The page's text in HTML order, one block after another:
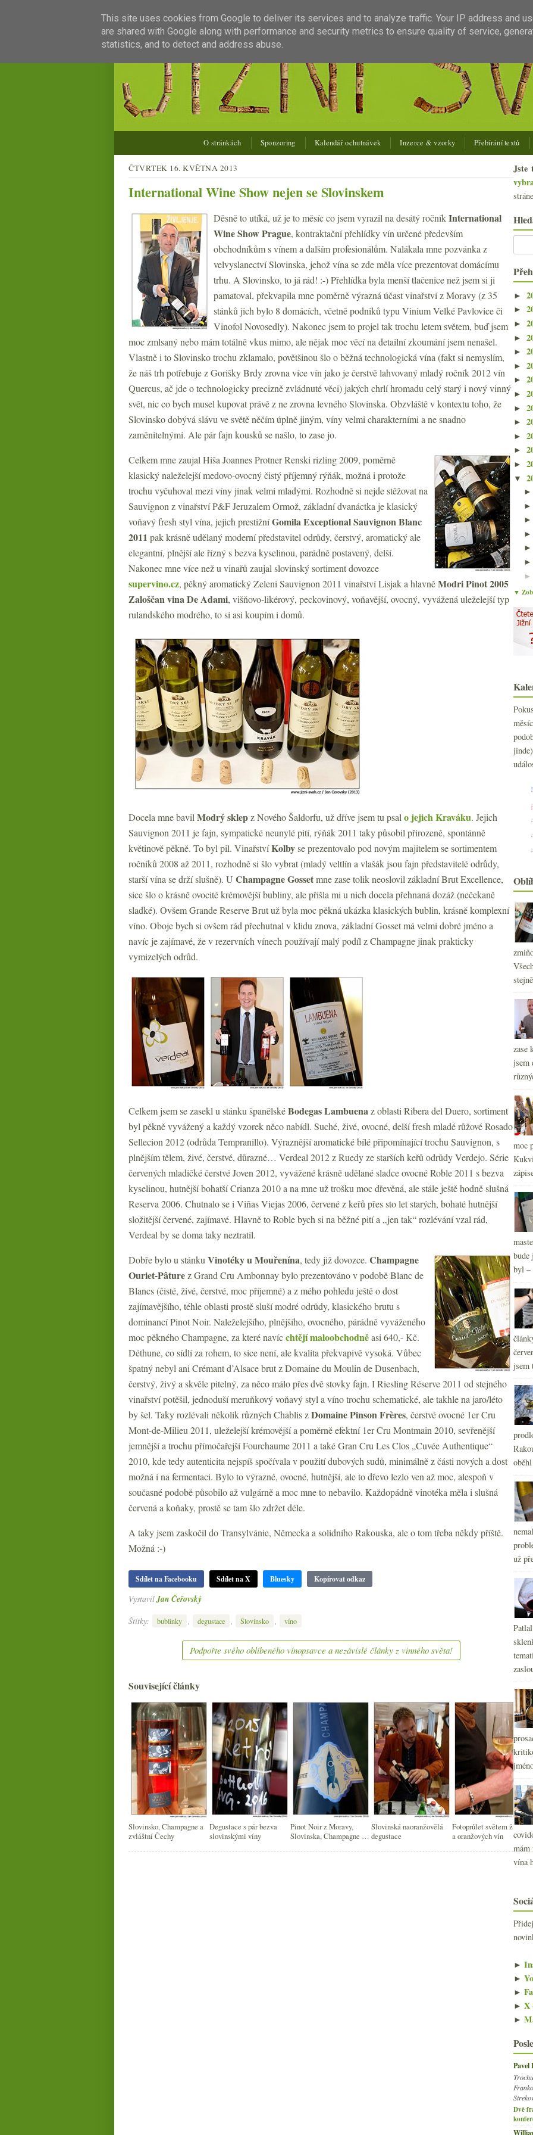
O stránkách Sponzoring Kalendář ochutnávek Inzerce & vzorky Přebírání textů
ČTVRTEK 16. KVĚTNA 2013
International Wine Show nejen se Slovinskem
Děsně to utíká, už je to měsíc co jsem vyrazil na desátý ročníkInternational
Wine Show Prague, kontraktační přehlídky vín určené především
obchodníkům s vínem a dalším profesionálům. Nalákala mne pozvánka z
velvyslanectví Slovinska, jehož vína se zde měla více prezentovat domácímu
trhu. A Slovinsko, to já rád! :-) Přehlídka byla menší tlačenice než jsem si ji
pamatoval, překvapila mne poměrně výrazná účast vinařství z Moravy (z 35
stánků jich bylo 8 domácích, včetně podniků typu Vinium Velké Pavlovice či
Vinofol Novosedly). Nakonec jsem to projel tak trochu letem světem, buď jsem
moc zmlsaný nebo mám totálně vkus mimo, ale nějak moc věcí na detailní zkoumání jsem nenašel.
Vlastně i to Slovinsko trochu zklamalo, povětšinou šlo o běžná technologická vína (fakt si nemyslím,
že náš trh potřebuje z Gorišky Brdy zrovna více vín jako je čerstvě lahvovaný mladý ročník 2012 vín
Quercus, ač jde o technologicky precizně zvládnuté věci) jakých chrlí hromadu celý starý i nový vinný
svět, nic co bych musel kupovat právě z ne zrovna levného Slovinska. Obzvláště v kontextu toho, že
Slovinsko dobývá slávu ve světě něčím úplně jiným, víny velmi charakterními a ne snadno
zaměnitelnými. Ale pár fajn kousků se našlo, to zase jo.
Celkem mne zaujal Hiša Joannes Protner Renski rizling 2009, poměrně
klasický naleželejší medovo-ovocný čistý příjemný rýňák, možná i protože
trochu vyčuhoval mezi víny jinak velmi mladými. Rozhodně si nejde stěžovat na
Sauvignon z vinařství P&F Jeruzalem Ormož, základní dvanáctka je klasický
voňavý fresh styl vína, jejich prestižníGomila Exceptional Sauvignon Blanc
2011 pak krásně udělaný moderní představitel odrůdy, čerstvý, aromatický ale
elegantní, plnější ale řízný s bezva kyselinou, parádně postavený, delší.
Nakonec mne více než u vinařů zaujal slovinský sortiment dovozce
supervino.cz, pěkný aromatický Zeleni Sauvignon 2011 vinařství Lisjak a hlavněModri Pinot 2005
Zaloščan vina De Adami, višňovo-likérový, peckovinový, voňavější, ovocný, vyvážená uleželejší typ
rulandského modrého, to si asi koupím i domů.
Docela mne bavil Modrý sklepz Nového Šaldorfu, už dříve jsem tu psal o jejich Kraváku. Jejich
Sauvignon 2011 je fajn, sympatické neunylé pití, rýňák 2011 taky působil přirozeně, spontánně
květinově pěkně. To byl pil. VinařstvíKolbyse prezentovalo pod novým majitelem se sortimentem
ročníků 2008 až 2011, rozhodně si šlo vybrat (mladý veltlín a vlašák jsou fajn představitelé odrůdy,
starší vína se drží slušně). U ChampagneGossetmne zase tolik neoslovil základní Brut Excellence,
sice šlo o krásně ovocité krémovější bubliny, ale přišla mi u nich docela přehnaná dozáž (nečekaně
sladké). Ovšem Grande Reserve Brut už byla moc pěkná ukázka klasických bublin, krásně komplexní
víno. Oboje bych si ovšem rád přechutnal v klidu znova, základní Gosset má velmi dobré jméno a
navíc je zajímavé, že v rezervních vínech používají malý podíl z Champagne jinak prakticky
vymizelých odrůd.
Celkem jsem se zasekl u stánku španělskéBodegas Lambuenaz oblasti Ribera del Duero, sortiment
byl pěkně vyvážený a každý vzorek něco nabídl. Suché, živé, ovocné, delší fresh mladé růžové Rosado
Sellecion 2012 (odrůda Tempranillo). Výraznější aromatické bílé připomínající trochu Sauvignon, s
plnějším tělem, živé, čerstvé, důrazné… Verdeal 2012 z Ruedy ze starších keřů odrůdy Verdejo. Série
červených mladičké čerstvé Joven 2012, vyvážené krásně udělané sladce ovocné Roble 2011 s bezva
kyselinou, hutnější bohatší Crianza 2010 a na mne už trošku moc dřevěná, ale stále ještě hodně slušná
Reserva 2006. Chutnalo se i Viñas Viejas 2006, červené z keřů přes sto let starých, bohaté hutnější
složitější červené, zajímavé. Hlavně to Roble bych si na běžné pití a „jen tak“ rozlévání vzal rád,
Verdeal by se doma taky neztratil.
Dobře bylo u stánku Vinotéky u Mouřenína, tedy již dovozce. Champagne
Ouriet-Pâturez Grand Cru Ambonnay bylo prezentováno v podobě Blanc de
Blancs (čisté, živé, čerstvé, moc příjemné) a z mého pohledu ještě o dost
zajímavějšího, téhle oblasti prostě sluší modré odrůdy, klasického brutu s
dominancí Pinot Noir. Naleželejšího, plnějšího, ovocného, párádně vyváženého
moc pěkného Champagne, za které navícchtějí maloobchodněasi 640,- Kč.
Déthune, co sídlí za rohem, to sice není, ale kvalita překvapivě vysoká. Vůbec
špatný nebyl ani Crémant d’Alsace brut z Domaine du Moulin de Dusenbach,
čerstvý, živý a skvěle pitelný, za něco málo přes dvě stovky fajn. I Riesling Réserve 2011 od stejného
vinařství potěšil, jednoduší meruňkový voňavý styl a víno trochu schematické, ale takhle na jaro/léto
by šel. Taky rozlévali několik různých Chablis zDomaine Pinson Frères, čerstvé ovocné 1er Cru
Mont-de-Milieu 2011, uleželejší krémovější a poměrně efektní 1er Cru Montmain 2010, sevřenější
jemnější a trochu přímočařejší Fourchaume 2011 a také Gran Cru Les Clos „Cuvée Authentique“
2010, kde tedy autenticita nejspíš spočívala v použití dubových sudů, minimálně z části nových a dost
možná i na fermentaci. Bylo to výrazné, ovocné, hutnější, ale to dřevo lezlo ven až moc, alespoň v
současné podobě působilo až vulgárně a moc mne to nebavilo. Každopádně vinotéka měla i slušná
červená a koňaky, prostě se tam šlo zdržet déle.
A taky jsem zaskočil do Transylvánie, Německa a solidního Rakouska, ale o tom třeba někdy příště.
Možná :-)
Sdílet na Facebooku Sdílet na X Bluesky Kopírovat odkaz
VystavilJan Čeřovský
Štítky:
bublinky degustace Slovinsko víno
Podpořte svého oblíbeného vínopsavce a nezávislé články z vinného světa!
Související články
Slovinsko, Champagne a
zvláštní Čechy
Degustace s pár bezva
slovinskými víny
Pinot Noir z Moravy,
Slovinska, Champagne a
Slovinská naoranžovělá
degustace
Fotoprůlet světem žlutých
a oranžových vín
Jste
►
►
►
►
►
►
►
►
►
►
►
►
►
▼
►
►
►
►
▼
zase
jsem
moc
bude
byl –
jsem
už
mám
vína
►
►
►
► X
►
Pavel
Dvě
This site uses cookies from Google to deliver its services and to analyze traffic. Your IP address and
are shared with Google along with performance and security metrics to ensure quality of service,
statistics, and to detect and address abuse.